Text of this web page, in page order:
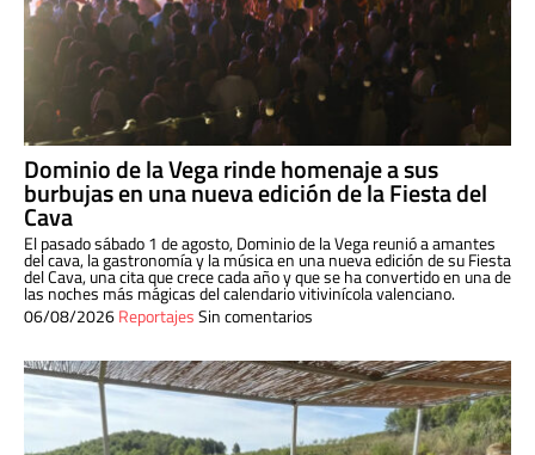
Dominio de la Vega rinde homenaje a sus
burbujas en una nueva edición de la Fiesta del
Cava
El pasado sábado 1 de agosto, Dominio de la Vega reunió a amantes
del cava, la gastronomía y la música en una nueva edición de su Fiesta
del Cava, una cita que crece cada año y que se ha convertido en una de
las noches más mágicas del calendario vitivinícola valenciano.
06/08/2026ReportajesSin comentarios